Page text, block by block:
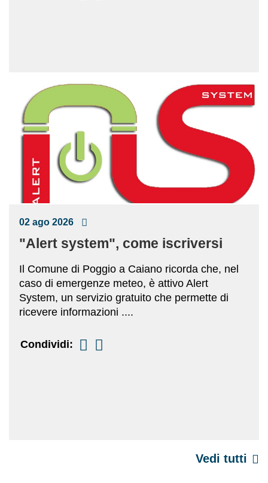
02 ago 2026
"Alert system", come iscriversi
Il Comune di Poggio a Caiano ricorda che, nel
caso di emergenze meteo, è attivo Alert
System, un servizio gratuito che permette di
ricevere informazioni ....
Condividi:
Vedi tutti